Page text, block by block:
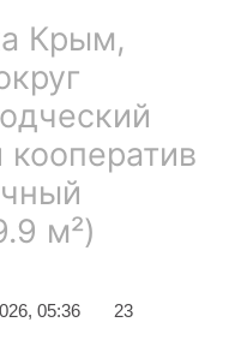
Крым,
кооператив
м²)
05:36
23